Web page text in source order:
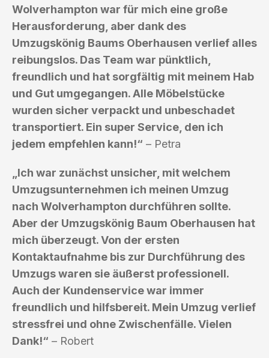
Wolverhampton war für mich eine große
Herausforderung, aber dank des
Umzugskönig Baums Oberhausen verlief alles
reibungslos. Das Team war pünktlich,
freundlich und hat sorgfältig mit meinem Hab
und Gut umgegangen. Alle Möbelstücke
wurden sicher verpackt und unbeschadet
transportiert. Ein super Service, den ich
jedem empfehlen kann!“ – Petra
„Ich war zunächst unsicher, mit welchem
Umzugsunternehmen ich meinen Umzug
nach Wolverhampton durchführen sollte.
Aber der Umzugskönig Baum Oberhausen hat
mich überzeugt. Von der ersten
Kontaktaufnahme bis zur Durchführung des
Umzugs waren sie äußerst professionell.
Auch der Kundenservice war immer
freundlich und hilfsbereit. Mein Umzug verlief
stressfrei und ohne Zwischenfälle. Vielen
Dank!“ – Robert